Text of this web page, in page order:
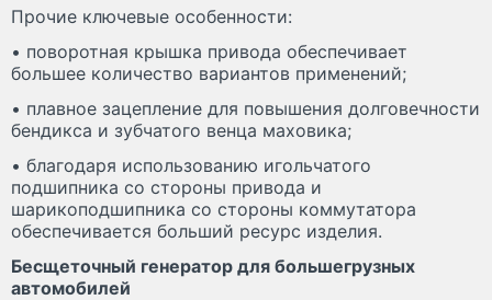
Прочие ключевые особенности:
• поворотная крышка привода обеспечивает
большее количество вариантов применений;
• плавное зацепление для повышения долговечности
бендикса и зубчатого венца маховика;
• благодаря использованию игольчатого
подшипника со стороны привода и
шарикоподшипника со стороны коммутатора
обеспечивается больший ресурс изделия.
Бесщеточный генератор для большегрузных
автомобилей